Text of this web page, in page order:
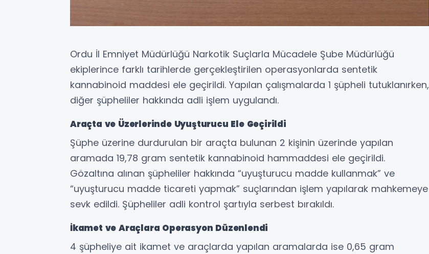
Ordu İl Emniyet Müdürlüğü Narkotik Suçlarla Mücadele Şube Müdürlüğü
ekiplerince farklı tarihlerde gerçekleştirilen operasyonlarda sentetik
kannabinoid maddesi ele geçirildi. Yapılan çalışmalarda 1 şüpheli tutuklanırken,
diğer şüpheliler hakkında adli işlem uygulandı.
Araçta ve Üzerlerinde Uyuşturucu Ele Geçirildi
Şüphe üzerine durdurulan bir araçta bulunan 2 kişinin üzerinde yapılan
aramada 19,78 gram sentetik kannabinoid hammaddesi ele geçirildi.
Gözaltına alınan şüpheliler hakkında “uyuşturucu madde kullanmak” ve
“uyuşturucu madde ticareti yapmak” suçlarından işlem yapılarak mahkemeye
sevk edildi. Şüpheliler adli kontrol şartıyla serbest bırakıldı.
İkamet ve Araçlara Operasyon Düzenlendi
4 şüpheliye ait ikamet ve araçlarda yapılan aramalarda ise 0,65 gram